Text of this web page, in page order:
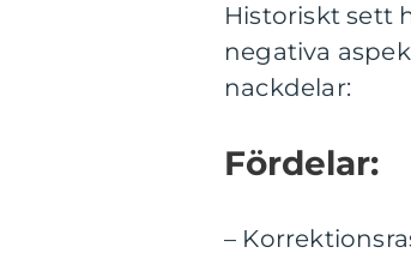
Historiskt sett
negativa
nackdelar:
Fördelar:
–